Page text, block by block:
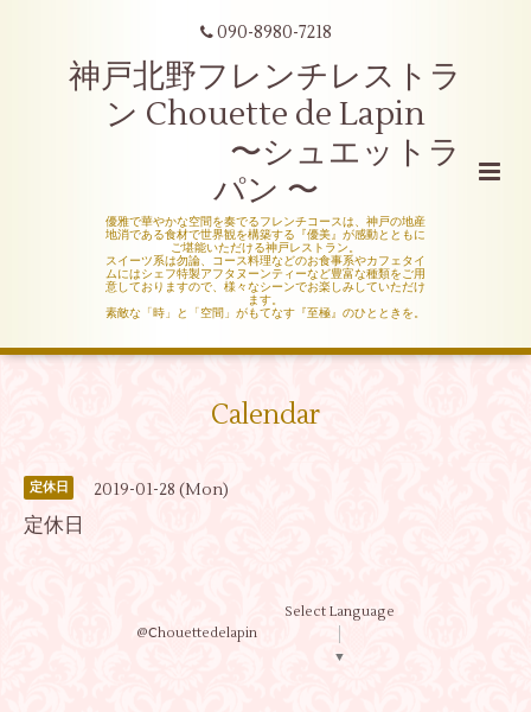
090-8980-7218
神戸北野フレンチレストラ
ン Chouette de Lapin
〜シュエットラ
パン 〜
優雅で華やかな空間を奏でるフレンチコースは、神戸の地産
地消である食材で世界観を構築する『優美』が感動とともに
ご堪能いただける神戸レストラン。
スイーツ系は勿論、コース料理などのお食事系やカフェタイ
ムにはシェフ特製アフタヌーンティーなど豊富な種類をご用
意しておりますので、様々なシーンでお楽しみしていただけ
ます。
素敵な「時」と「空間」がもてなす『至極』のひとときを。
Calendar
定休日 2019-01-28 (Mon)
定休日
@Ⅽhouettedelapin
Select Language
▼